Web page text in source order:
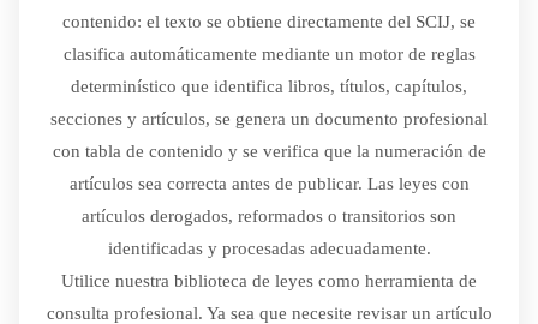
contenido: el texto se obtiene directamente del SCIJ, se
clasifica automáticamente mediante un motor de reglas
determinístico que identifica libros, títulos, capítulos,
secciones y artículos, se genera un documento profesional
con tabla de contenido y se verifica que la numeración de
artículos sea correcta antes de publicar. Las leyes con
artículos derogados, reformados o transitorios son
identificadas y procesadas adecuadamente.
Utilice nuestra biblioteca de leyes como herramienta de
consulta profesional. Ya sea que necesite revisar un artículo